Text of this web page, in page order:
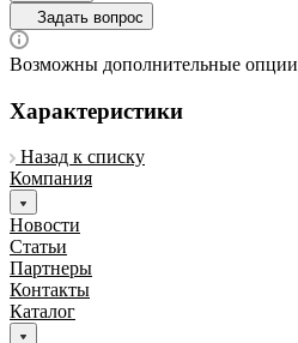
Задать вопрос
Возможны дополнительные опции
Характеристики
Назад к списку
Компания
Новости
Статьи
Партнеры
Контакты
Каталог